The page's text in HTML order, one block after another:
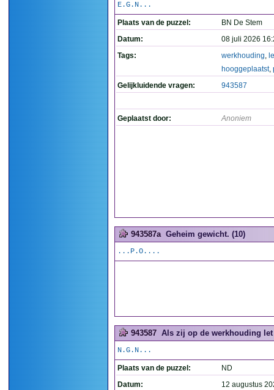
E.G.N...
Plaats van de puzzel:
BN De Stem
Datum:
08 juli 2026
Tags:
werkhouding,
hooggeplaatst,
Gelijkluidende vragen:
943587
Geplaatst door: Anoniem
943587a Geheim gewicht. (10)
...P.O....
943587 Als zij op de werkhouding
N.G.N...
Plaats van de puzzel:
ND
Datum:
12 augustus